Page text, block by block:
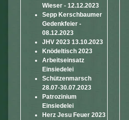
Wieser - 12.12.2023
Sepp Kerschbaumer
Gedenkfeier -
08.12.2023
JHV 2023 13.10.2023
Knödeltisch 2023
Arbeitseinsatz
Einsiedelei
Schützenmarsch
28.07-30.07.2023
Patrozinium
Einsiedelei
Herz Jesu Feuer 2023